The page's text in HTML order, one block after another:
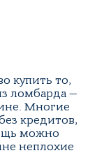
купить то,
ломбарда —
Многие
кредитов,
можно
неплохие